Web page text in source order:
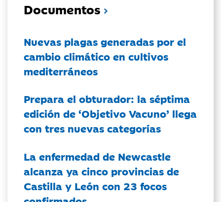
Documentos
Nuevas plagas generadas por el
cambio climático en cultivos
mediterráneos
Prepara el obturador: la séptima
edición de ‘Objetivo Vacuno’ llega
con tres nuevas categorías
La enfermedad de Newcastle
alcanza ya cinco provincias de
Castilla y León con 23 focos